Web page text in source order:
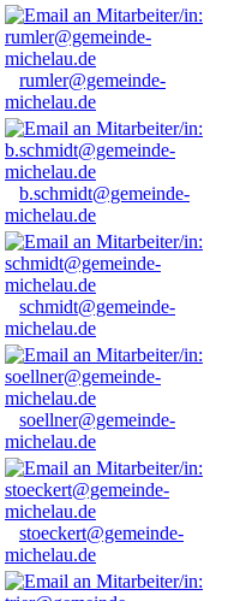
rumler@gemeinde-
michelau.de
b.schmidt@gemeinde-
michelau.de
schmidt@gemeinde-
michelau.de
soellner@gemeinde-
michelau.de
stoeckert@gemeinde-
michelau.de